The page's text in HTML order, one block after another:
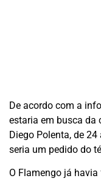
De acordo com a
estaria em busca da
Diego Polenta, de
seria um pedido do
O Flamengo já